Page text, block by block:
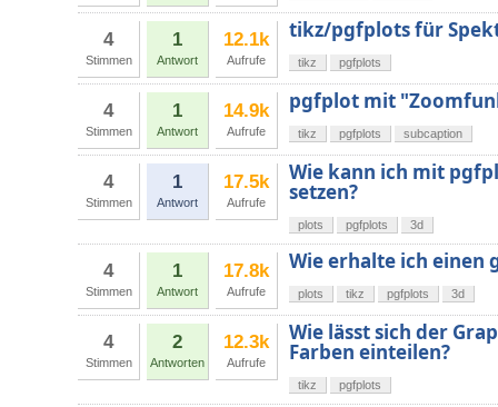
4
Stimmen
1
Antwort
12.1k
Aufrufe
tikz/pgfplots für
tikz pgfplots
4
Stimmen
1
Antwort
14.9k
Aufrufe
pgfplot mit
tikz pgfplots subcaption
4
Stimmen
1
Antwort
17.5k
Aufrufe
Wie kann ich mit
setzen?
plots pgfplots 3d
4
Stimmen
1
Antwort
17.8k
Aufrufe
Wie erhalte ich einen
plots tikz pgfplots 3d
4
Stimmen
2
Antworten
12.3k
Aufrufe
Wie lässt sich der
Farben einteilen?
tikz pgfplots